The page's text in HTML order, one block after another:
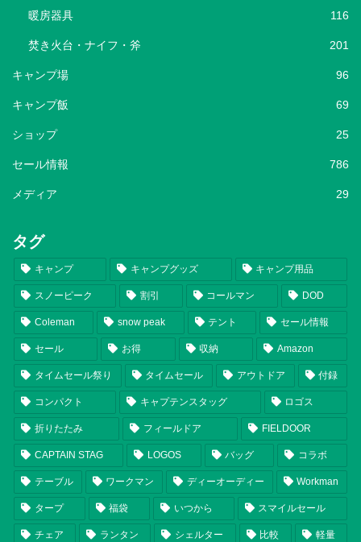
暖房器具 116
焚き火台・ナイフ・斧 201
キャンプ場 96
キャンプ飯 69
ショップ 25
セール情報 786
メディア 29
タグ
キャンプ キャンプグッズ キャンプ用品
スノーピーク 割引 コールマン DOD
Coleman snow peak テント セール情報
セール お得 収納 Amazon
タイムセール祭り タイムセール アウトドア 付録
コンパクト キャプテンスタッグ ロゴス
折りたたみ フィールドア FIELDOOR
CAPTAIN STAG LOGOS バッグ コラボ
テーブル ワークマン ディーオーディー Workman
タープ 福袋 いつから スマイルセール
チェア ランタン シェルター 比較 軽量